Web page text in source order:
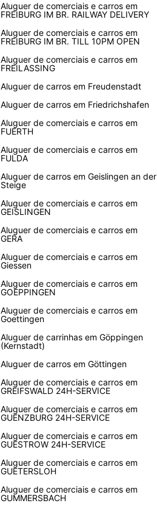
Aluguer de comerciais e carros em
FREIBURG IM BR. RAILWAY DELIVERY
Aluguer de comerciais e carros em
FREIBURG IM BR. TILL 10PM OPEN
Aluguer de comerciais e carros em
FREILASSING
Aluguer de carros em Freudenstadt
Aluguer de carros em Friedrichshafen
Aluguer de comerciais e carros em
FUERTH
Aluguer de comerciais e carros em
FULDA
Aluguer de carros em Geislingen an der
Steige
Aluguer de comerciais e carros em
GEISLINGEN
Aluguer de comerciais e carros em
GERA
Aluguer de comerciais e carros em
Giessen
Aluguer de comerciais e carros em
GOEPPINGEN
Aluguer de comerciais e carros em
Goettingen
Aluguer de carrinhas em Göppingen
(Kernstadt)
Aluguer de carros em Göttingen
Aluguer de comerciais e carros em
GREIFSWALD 24H-SERVICE
Aluguer de comerciais e carros em
GUENZBURG 24H-SERVICE
Aluguer de comerciais e carros em
GUESTROW 24H-SERVICE
Aluguer de comerciais e carros em
GUETERSLOH
Aluguer de comerciais e carros em
GUMMERSBACH